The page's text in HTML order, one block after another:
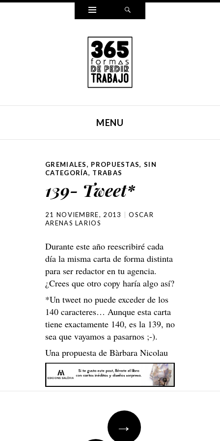
Widgets
MENU
GREMIALES, PROPUESTAS, SIN
CATEGORÍA, TRABAS
139- Tweet*
21 NOVIEMBRE, 2013
OSCAR
ARENAS LARIOS
Durante este año reescribiré cada
día la misma carta de forma distinta
para ser redactor en tu agencia.
¿Crees que otro copy haría algo así?
*Un tweet no puede exceder de los
140 caracteres… Aunque esta carta
tiene exactamente 140, es la 139, no
sea que vayamos a pasarnos ;-).
Una propuesta de Bàrbara Nicolau
navigation
→